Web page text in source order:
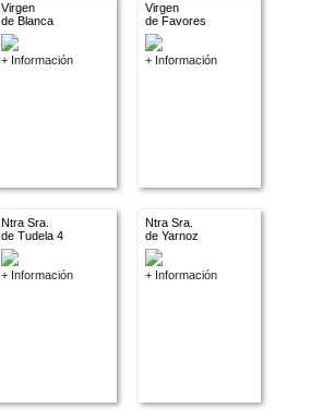
Virgen
de Blanca
+ Información
Virgen
de Favores
+ Información
Ntra Sra.
de Tudela 4
+ Información
Ntra Sra.
de Yarnoz
+ Información